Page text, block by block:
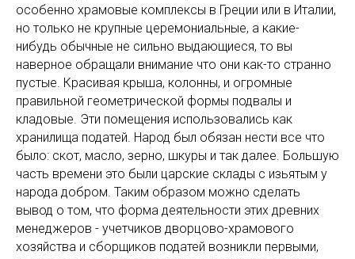
особенно храмовые комплексы в Греции или в Италии,
но только не крупные церемониальные, а какие-
нибудь обычные не сильно выдающиеся, то вы
наверное обращали внимание что они как-то странно
пустые. Красивая крыша, колонны, и огромные
правильной геометрической формы подвалы и
кладовые. Эти помещения использовались как
хранилища податей. Народ был обязан нести все что
было: скот, масло, зерно, шкуры и так далее. Большую
часть времени это были царские склады с изьятым у
народа добром. Таким образом можно сделать
вывод о том, что форма деятельности этих древних
менеджеров - учетчиков дворцово-храмового
хозяйства и сборщиков податей возникли первыми,